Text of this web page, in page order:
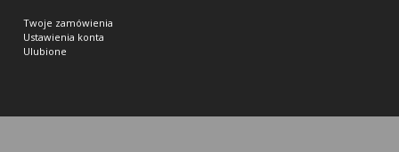
Twoje zamówienia
Ustawienia konta
Ulubione